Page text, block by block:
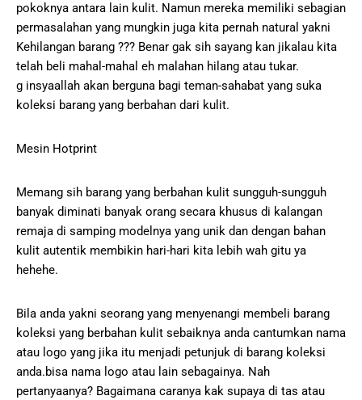
pokoknya antara lain kulit. Namun mereka memiliki sebagian
permasalahan yang mungkin juga kita pernah natural yakni
Kehilangan barang ??? Benar gak sih sayang kan jikalau kita
telah beli mahal-mahal eh malahan hilang atau tukar.
g insyaallah akan berguna bagi teman-sahabat yang suka
koleksi barang yang berbahan dari kulit.
Mesin Hotprint
Memang sih barang yang berbahan kulit sungguh-sungguh
banyak diminati banyak orang secara khusus di kalangan
remaja di samping modelnya yang unik dan dengan bahan
kulit autentik membikin hari-hari kita lebih wah gitu ya
hehehe.
Bila anda yakni seorang yang menyenangi membeli barang
koleksi yang berbahan kulit sebaiknya anda cantumkan nama
atau logo yang jika itu menjadi petunjuk di barang koleksi
anda.bisa nama logo atau lain sebagainya. Nah
pertanyaanya? Bagaimana caranya kak supaya di tas atau